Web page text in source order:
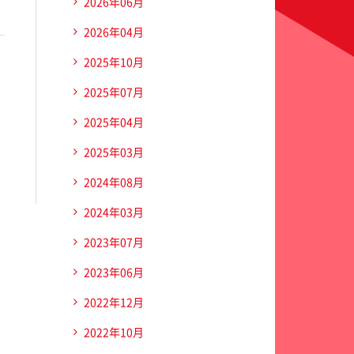
2026年04月
2025年10月
2025年07月
2025年04月
2025年03月
2024年08月
2024年03月
2023年07月
2023年06月
2022年12月
2022年10月